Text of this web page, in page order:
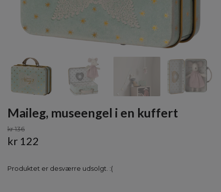
Maileg, museengel i en kuffert
kr 136
kr 122
Produktet er desværre udsolgt. :(